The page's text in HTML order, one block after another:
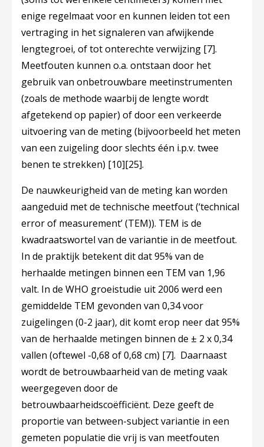
enige regelmaat voor en kunnen leiden tot een
vertraging in het signaleren van afwijkende
lengtegroei, of tot onterechte verwijzing [7].
Meetfouten kunnen o.a. ontstaan door het
gebruik van onbetrouwbare meetinstrumenten
(zoals de methode waarbij de lengte wordt
afgetekend op papier) of door een verkeerde
uitvoering van de meting (bijvoorbeeld het meten
van een zuigeling door slechts één i.p.v. twee
benen te strekken) [10][25].
De nauwkeurigheid van de meting kan worden
aangeduid met de technische meetfout (‘technical
error of measurement’ (TEM)). TEM is de
kwadraatswortel van de variantie in de meetfout.
In de praktijk betekent dit dat 95% van de
herhaalde metingen binnen een TEM van 1,96
valt. In de WHO groeistudie uit 2006 werd een
gemiddelde TEM gevonden van 0,34 voor
zuigelingen (0-2 jaar), dit komt erop neer dat 95%
van de herhaalde metingen binnen de ± 2 x 0,34
vallen (oftewel -0,68 of 0,68 cm) [7]. Daarnaast
wordt de betrouwbaarheid van de meting vaak
weergegeven door de
betrouwbaarheidscoëfficiënt. Deze geeft de
proportie van between-subject variantie in een
gemeten populatie die vrij is van meetfouten